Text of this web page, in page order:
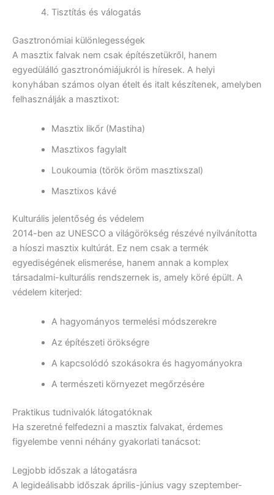
Tisztítás és válogatás
Gasztronómiai különlegességek
A masztix falvak nem csak építészetükről, hanem
egyedülálló gasztronómiájukról is híresek. A helyi
konyhában számos olyan ételt és italt készítenek, amelyben
felhasználják a masztixot:
Masztix likőr (Mastiha)
Masztixos fagylalt
Loukoumia (török öröm masztixszal)
Masztixos kávé
Kulturális jelentőség és védelem
2014-ben az UNESCO a világörökség részévé nyilvánította
a híoszi masztix kultúrát. Ez nem csak a termék
egyediségének elismerése, hanem annak a komplex
társadalmi-kulturális rendszernek is, amely köré épült. A
védelem kiterjed:
A hagyományos termelési módszerekre
Az építészeti örökségre
A kapcsolódó szokásokra és hagyományokra
A természeti környezet megőrzésére
Praktikus tudnivalók látogatóknak
Ha szeretné felfedezni a masztix falvakat, érdemes
figyelembe venni néhány gyakorlati tanácsot:
Legjobb időszak a látogatásra
A legideálisabb időszak április-június vagy szeptember-